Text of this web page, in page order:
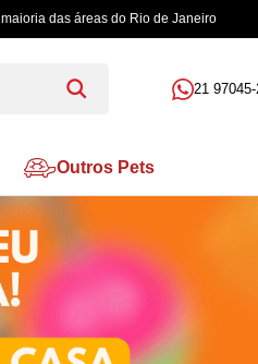
Bancário
21
Outros Pets